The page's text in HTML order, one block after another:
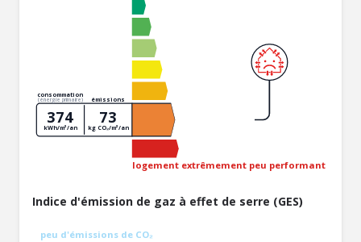
logement extrêmement peu performant
consommation
(énergie primaire) émissions
374
kWh/m²/an
73
kg CO₂/m²/an
Indice d'émission de gaz à effet de serre (GES)
peu d'émissions de CO₂